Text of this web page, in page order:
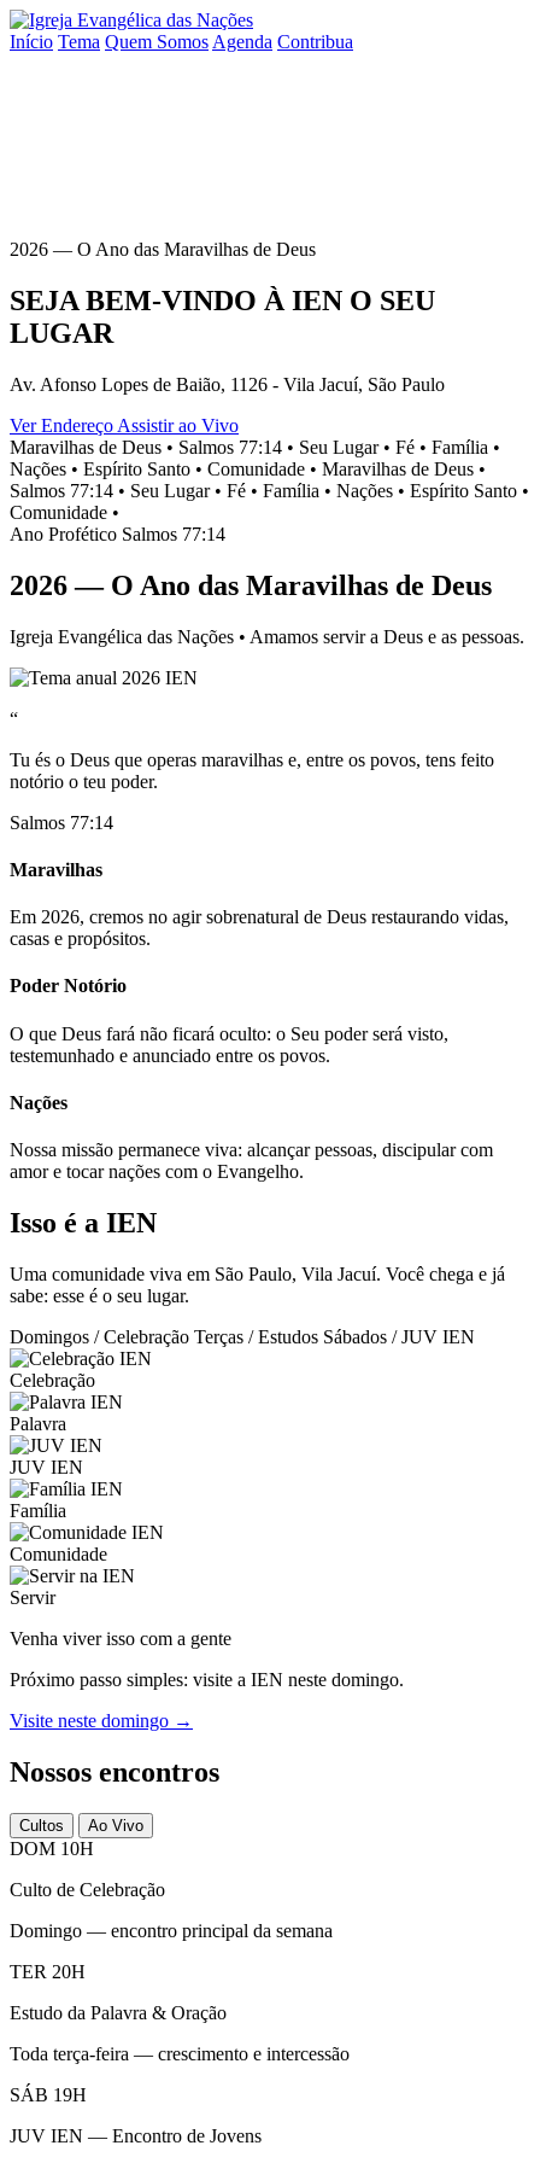
Início Tema Quem Somos Agenda Contribua
2026 — O Ano das Maravilhas de Deus
SEJA BEM-VINDO À IEN O SEU
LUGAR
Av. Afonso Lopes de Baião, 1126 - Vila Jacuí, São Paulo
Ver Endereço Assistir ao Vivo
Maravilhas de Deus • Salmos 77:14 • Seu Lugar • Fé • Família •
Nações • Espírito Santo • Comunidade • Maravilhas de Deus •
Salmos 77:14 • Seu Lugar • Fé • Família • Nações • Espírito Santo •
Comunidade •
Ano Profético Salmos 77:14
2026 — O Ano das Maravilhas de Deus
Igreja Evangélica das Nações • Amamos servir a Deus e as pessoas.
“
Tu és o Deus que operas maravilhas e, entre os povos, tens feito
notório o teu poder.
Salmos 77:14
Maravilhas
Em 2026, cremos no agir sobrenatural de Deus restaurando vidas,
casas e propósitos.
Poder Notório
O que Deus fará não ficará oculto: o Seu poder será visto,
testemunhado e anunciado entre os povos.
Nações
Nossa missão permanece viva: alcançar pessoas, discipular com
amor e tocar nações com o Evangelho.
Isso é a IEN
Uma comunidade viva em São Paulo, Vila Jacuí. Você chega e já
sabe: esse é o seu lugar.
Domingos / Celebração Terças / Estudos Sábados / JUV IEN
Celebração
Palavra
JUV IEN
Família
Comunidade
Servir
Venha viver isso com a gente
Próximo passo simples: visite a IEN neste domingo.
Visite neste domingo →
Nossos encontros
Cultos Ao Vivo
DOM 10H
Culto de Celebração
Domingo — encontro principal da semana
TER 20H
Estudo da Palavra & Oração
Toda terça-feira — crescimento e intercessão
SÁB 19H
JUV IEN — Encontro de Jovens